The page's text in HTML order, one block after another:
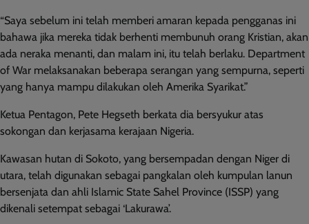
“Saya sebelum ini telah memberi amaran kepada pengganas ini
bahawa jika mereka tidak berhenti membunuh orang Kristian, akan
ada neraka menanti, dan malam ini, itu telah berlaku. Department
of War melaksanakan beberapa serangan yang sempurna, seperti
yang hanya mampu dilakukan oleh Amerika Syarikat.”
Ketua Pentagon, Pete Hegseth berkata dia bersyukur atas
sokongan dan kerjasama kerajaan Nigeria.
Kawasan hutan di Sokoto, yang bersempadan dengan Niger di
utara, telah digunakan sebagai pangkalan oleh kumpulan lanun
bersenjata dan ahli Islamic State Sahel Province (ISSP) yang
dikenali setempat sebagai ‘Lakurawa’.